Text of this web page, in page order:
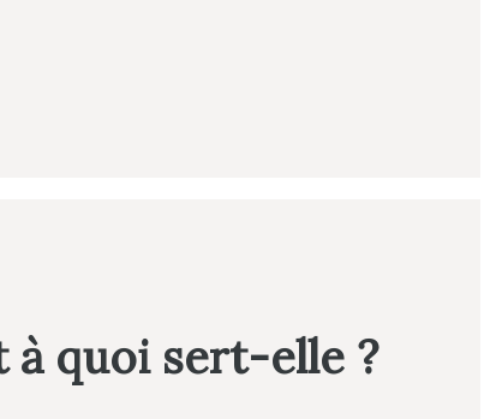
à quoi sert-elle ?